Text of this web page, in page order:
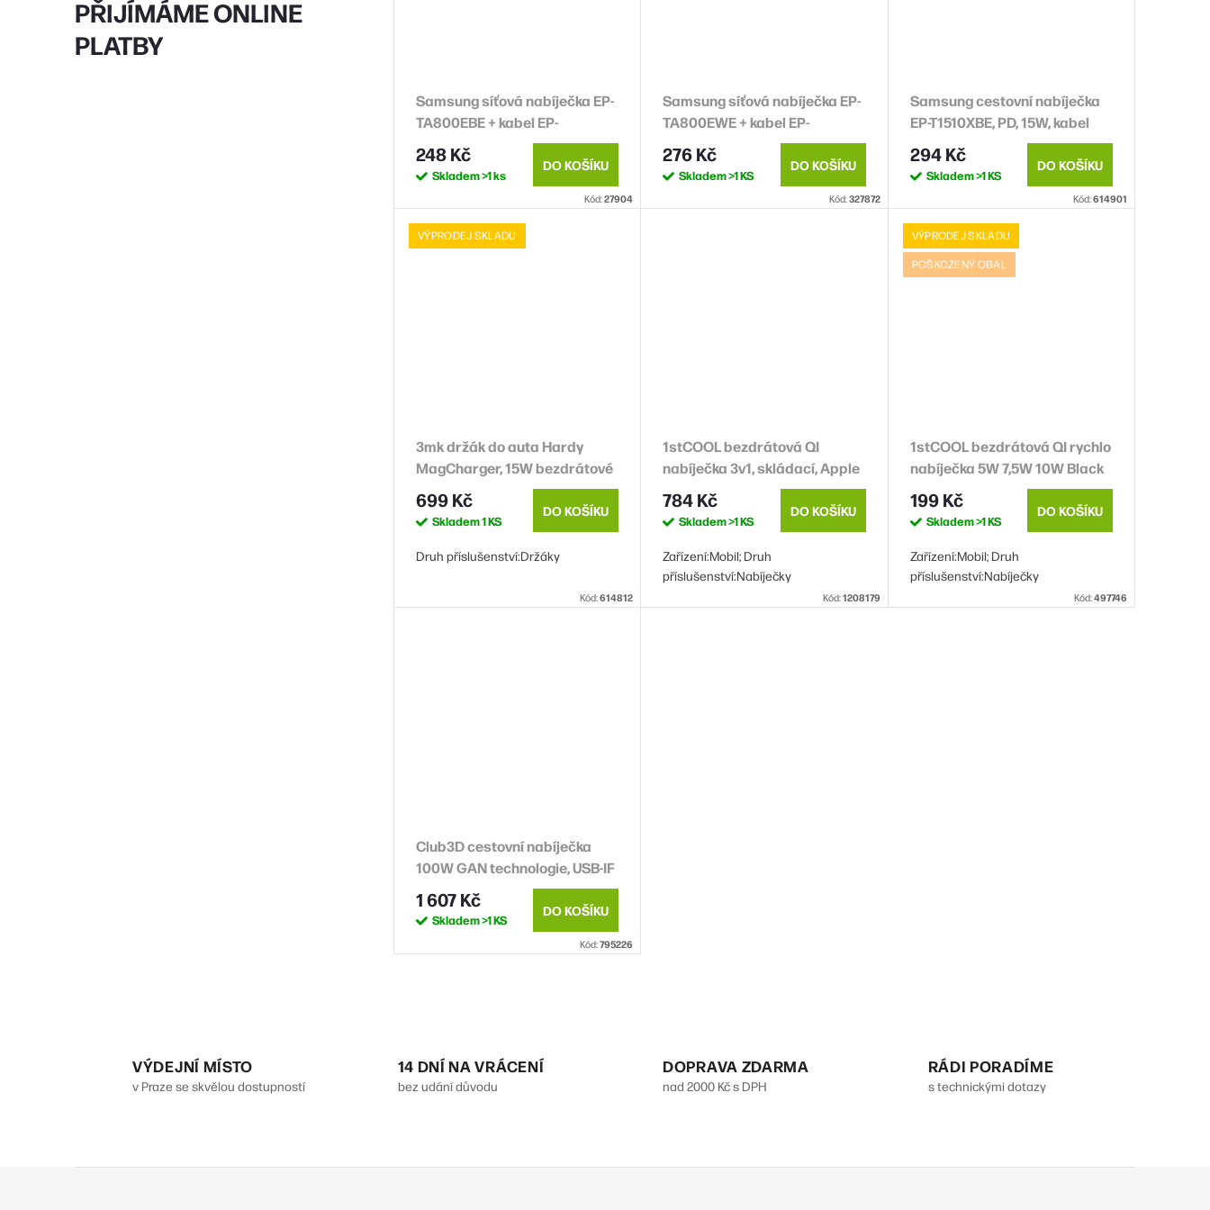
PŘIJÍMÁME ONLINE
PLATBY
Samsung síťová nabíječka EP-
TA800EBE + kabel EP-
DG980BBE USB-C, 25W, černá,
(bulk)
248 Kč
Skladem>1 ks
DO KOŠÍKU
Kód:27904
Samsung síťová nabíječka EP-
TA800EWE + kabel EP-
DA905BWE USB-C, 25W, bílá,
(bulk)
276 Kč
Skladem>1 KS
DO KOŠÍKU
Kód:327872
Samsung cestovní nabíječka
EP-T1510XBE, PD, 15W, kabel
USB-C, černá
294 Kč
Skladem>1 KS
DO KOŠÍKU
Kód:614901
VÝPRODEJ SKLADU
3mk držák do auta Hardy
MagCharger, 15W bezdrátové
nabíjení, MagSafe
699 Kč
Skladem1 KS
DO KOŠÍKU
Druh příslušenství:Držáky
Kód:614812
1stCOOL bezdrátová QI
nabíječka 3v1, skládací, Apple
kompatibilní, bílá
784 Kč
Skladem>1 KS
DO KOŠÍKU
Zařízení:Mobil; Druh
příslušenství:Nabíječky
Kód:1208179
VÝPRODEJ SKLADU
POŠKOZENÝ OBAL
1stCOOL bezdrátová QI rychlo
nabíječka 5W 7,5W 10W Black
199 Kč
Skladem>1 KS
DO KOŠÍKU
Zařízení:Mobil; Druh
příslušenství:Nabíječky
Kód:497746
Club3D cestovní nabíječka
100W GAN technologie, USB-IF
TID certified, USB Type-C,
Power Delivery(PD) 3.0
Support
1 607 Kč
Skladem>1 KS
DO KOŠÍKU
Kód:795226
l
VÝDEJNÍ MÍSTO
v Praze se skvělou dostupností
14 DNÍ NA VRÁCENÍ
bez udání důvodu
DOPRAVA ZDARMA
nad 2000 Kč s DPH
RÁDI PORADÍME
s technickými dotazy